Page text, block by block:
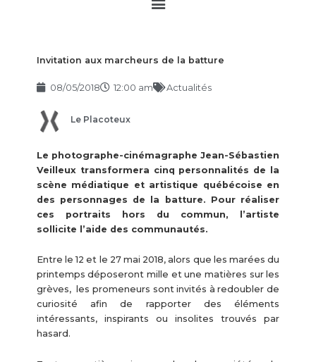
Invitation aux marcheurs de la batture
08/05/2018 12:00 am Actualités
Le Placoteux
Le photographe-cinémagraphe Jean-Sébastien
Veilleux transformera cinq personnalités de la
scène médiatique et artistique québécoise en
des personnages de la batture. Pour réaliser
ces portraits hors du commun, l’artiste
sollicite l’aide des communautés.
Entre le 12 et le 27 mai 2018, alors que les marées du
printemps déposeront mille et une matières sur les
grèves, les promeneurs sont invités à redoubler de
curiosité afin de rapporter des éléments
intéressants, inspirants ou insolites trouvés par
hasard.